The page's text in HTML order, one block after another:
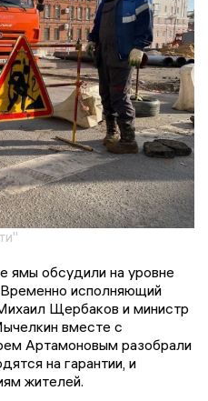
ямы обсудили на уровне
Временно исполняющий
Щербаков и министр
вместе с
Артамоновым разобрали
на гарантии, и
жителей.